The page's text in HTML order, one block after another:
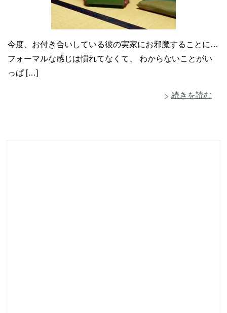
今度、お付き合いしている彼の実家にお邪魔することに…
フォーマルな感じは慣れてなくて、 わからないことがい
っぱ […]
続きを読む